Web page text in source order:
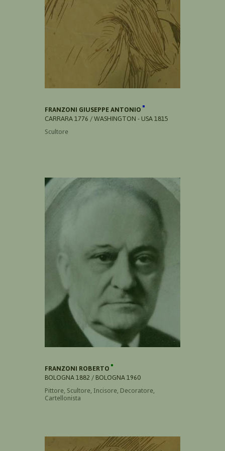
FRANZONI GIUSEPPE ANTONIO
CARRARA 1776 / WASHINGTON - USA 1815
Scultore
FRANZONI ROBERTO
BOLOGNA 1882 / BOLOGNA 1960
Pittore, Scultore, Incisore, Decoratore,
Cartellonista